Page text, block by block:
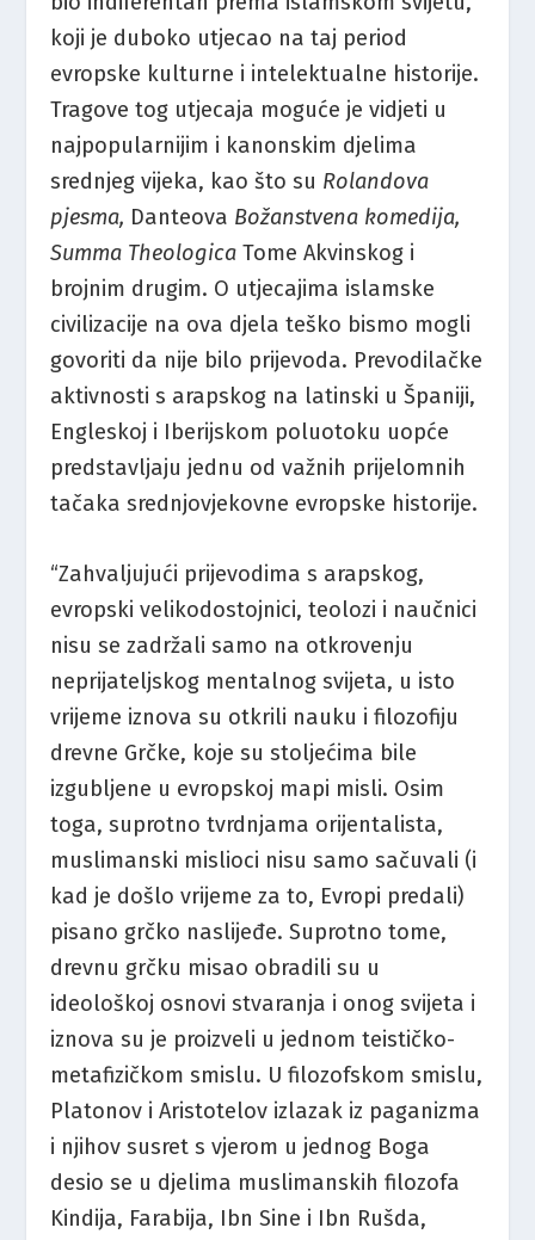
koji je duboko utjecao na taj period
evropske kulturne i intelektualne historije.
Tragove tog utjecaja moguće je vidjeti u
najpopularnijim i kanonskim djelima
srednjeg vijeka, kao što su Rolandova
pjesma, Danteova Božanstvena komedija,
Summa TheologicaTome Akvinskog i
brojnim drugim. O utjecajima islamske
civilizacije na ova djela teško bismo mogli
govoriti da nije bilo prijevoda. Prevodilačke
aktivnosti s arapskog na latinski u Španiji,
Engleskoj i Iberijskom poluotoku uopće
predstavljaju jednu od važnih prijelomnih
tačaka srednjovjekovne evropske historije.
“Zahvaljujući prijevodima s arapskog,
evropski velikodostojnici, teolozi i naučnici
nisu se zadržali samo na otkrovenju
neprijateljskog mentalnog svijeta, u isto
vrijeme iznova su otkrili nauku i filozofiju
drevne Grčke, koje su stoljećima bile
izgubljene u evropskoj mapi misli. Osim
toga, suprotno tvrdnjama orijentalista,
muslimanski mislioci nisu samo sačuvali (i
kad je došlo vrijeme za to, Evropi predali)
pisano grčko naslijeđe. Suprotno tome,
drevnu grčku misao obradili su u
ideološkoj osnovi stvaranja i onog svijeta i
iznova su je proizveli u jednom teističko-
metafizičkom smislu. U filozofskom smislu,
Platonov i Aristotelov izlazak iz paganizma
i njihov susret s vjerom u jednog Boga
desio se u djelima muslimanskih filozofa
Kindija, Farabija, Ibn Sine i Ibn Rušda,